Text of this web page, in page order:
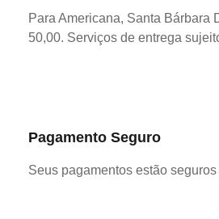
Para Americana, Santa Bárbara
50,00. Serviços de entrega
Pagamento Seguro
Seus pagamentos estão